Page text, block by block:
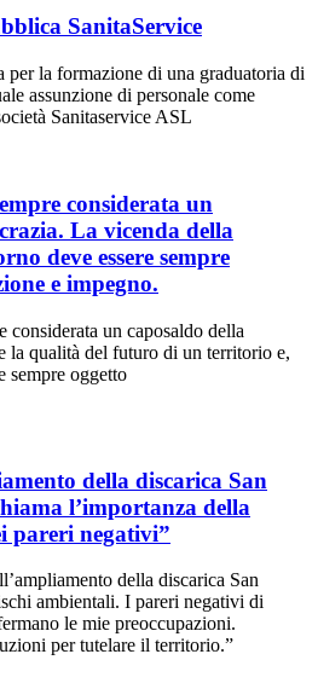
SanitaService
la formazione di una graduatoria di
assunzione di personale come
Sanitaservice ASL
considerata un
La vicenda della
deve essere sempre
e impegno.
considerata un caposaldo della
la qualità del futuro di un territorio e,
sempre oggetto
della discarica San
l’importanza della
pareri negativi”
della discarica San
ambientali. I pareri negativi di
le mie preoccupazioni.
per tutelare il territorio.”